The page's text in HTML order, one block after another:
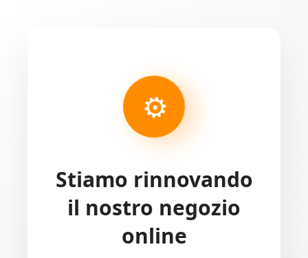
⚙
Stiamo rinnovando
il nostro negozio
online